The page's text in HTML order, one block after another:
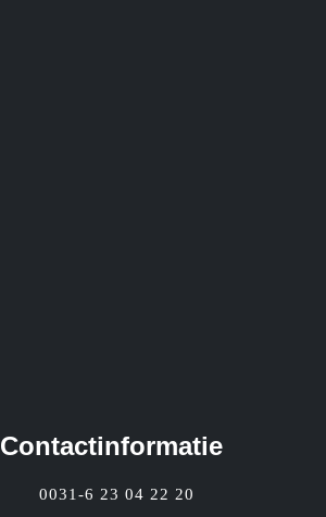
Contactinformatie
0031-6 23 04 22 20